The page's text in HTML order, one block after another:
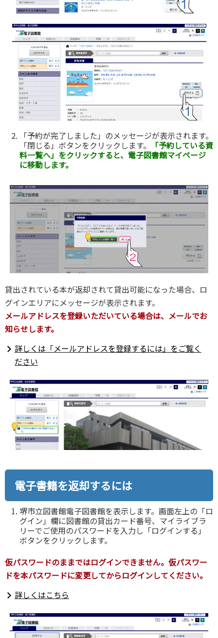
「予約が完了しました」のメッセージが表示されます。
「閉じる」ボタンをクリックします。
「予約している資
料一覧へ」をクリックすると、電子図書館マイページ
に移動します。
貸出されている本が返却されて貸出可能になった場合、ロ
グインエリアにメッセージが表示されます。
メールアドレスを登録いただいている場合は、メールでお
知らせします。
詳しくは「メールアドレスを登録するには」をご覧く
ださい
電子書籍を返却するには
堺市立図書館電子図書館を表示します。画面左上の「ロ
グイン」欄に図書館の貸出カード番号、マイライブラ
リーでご使用のパスワードを入力し「ログインする」
ボタンをクリックします。
仮パスワードのままではログインできません。仮パスワー
ドを本パスワードに変更してからログインしてください。
詳しくはこちら